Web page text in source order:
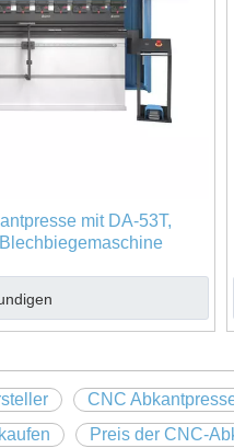
mit DA-53T,
CNC
Preis der CNC-